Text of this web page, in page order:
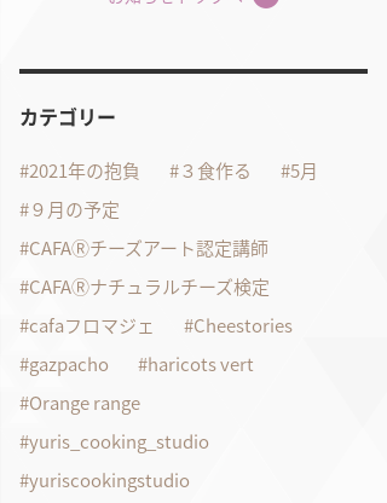
カテゴリー
2021年の抱負 ３食作る
5月
９月の予定
CAFAⓇチーズアート認定講師
CAFAⓇナチュラルチーズ検定
cafaフロマジェ
Cheestories
gazpacho
haricots vert
Orange range
yuris_cooking_studio
yuriscookingstudio